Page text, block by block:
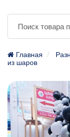
Главная
из шаров